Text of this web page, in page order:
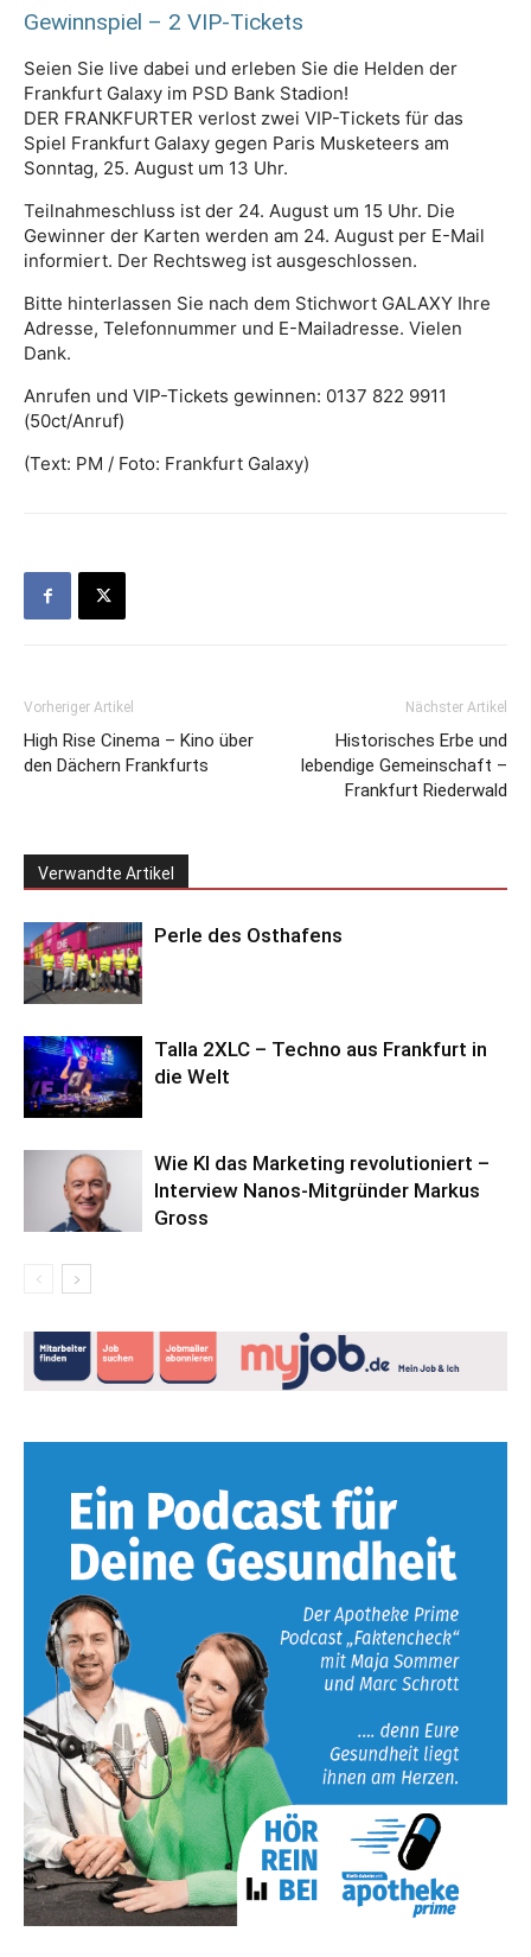
Gewinnspiel – 2 VIP-Tickets
Seien Sie live dabei und erleben Sie die Helden der
Frankfurt Galaxy im PSD Bank Stadion!
DER FRANKFURTER verlost zwei VIP-Tickets für das
Spiel Frankfurt Galaxy gegen Paris Musketeers am
Sonntag, 25. August um 13 Uhr.
Teilnahmeschluss ist der 24. August um 15 Uhr. Die
Gewinner der Karten werden am 24. August per E-Mail
informiert. Der Rechtsweg ist ausgeschlossen.
Bitte hinterlassen Sie nach dem Stichwort GALAXY Ihre
Adresse, Telefonnummer und E-Mailadresse. Vielen
Dank.
Anrufen und VIP-Tickets gewinnen: 0137 822 9911
(50ct/Anruf)
(Text: PM / Foto: Frankfurt Galaxy)
Vorheriger Artikel
High Rise Cinema – Kino über
den Dächern Frankfurts
Nächster Artikel
Historisches Erbe und
lebendige Gemeinschaft –
Frankfurt Riederwald
Verwandte Artikel
Perle des Osthafens
Talla 2XLC – Techno aus Frankfurt in
die Welt
Wie KI das Marketing revolutioniert –
Interview Nanos-Mitgründer Markus
Gross